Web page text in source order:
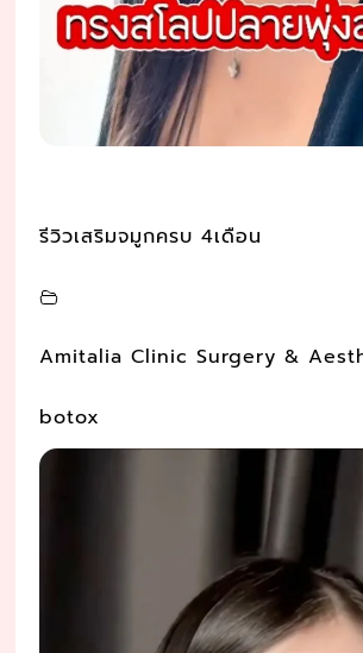
รีวิวเสริมจมูกครบ 4เดือน
Amitalia Clinic Surgery &
botox